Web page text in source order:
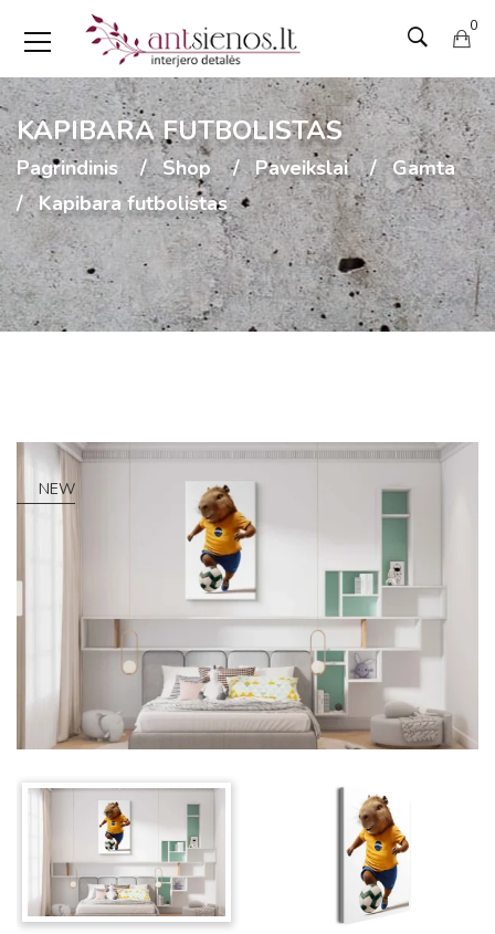
0
KAPIBARA FUTBOLISTAS
Pagrindinis Shop Paveikslai
Gamta
Kapibara futbolistas
NEW